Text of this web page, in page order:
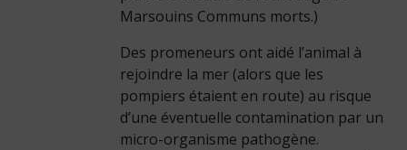
Marsouins Communs morts.)
Des promeneurs ont aidé l’animal à
rejoindre la mer (alors que les
pompiers étaient en route) au risque
d’une éventuelle contamination par un
micro-organisme pathogène.